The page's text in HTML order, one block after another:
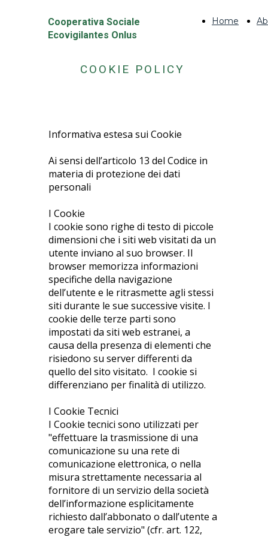
Home
COOKIE POLICY
Cooperativa Sociale
Ecovigilantes Onlus
Informativa estesa sui Cookie
Ai sensi dell’articolo 13 del Codice in
materia di protezione dei dati
personali
I Cookie
I cookie sono righe di testo di piccole
dimensioni che i siti web visitati da un
utente inviano al suo browser. Il
browser memorizza informazioni
specifiche della navigazione
dell’utente e le ritrasmette agli stessi
siti durante le sue successive visite. I
cookie delle terze parti sono
impostati da siti web estranei, a
causa della presenza di elementi che
risiedono su server differenti da
quello del sito visitato. I cookie si
differenziano per finalità di utilizzo.
I Cookie Tecnici
I Cookie tecnici sono utilizzati per
"effettuare la trasmissione di una
comunicazione su una rete di
comunicazione elettronica, o nella
misura strettamente necessaria al
fornitore di un servizio della società
dell’informazione esplicitamente
richiesto dall’abbonato o dall’utente a
erogare tale servizio" (cfr. art. 122,